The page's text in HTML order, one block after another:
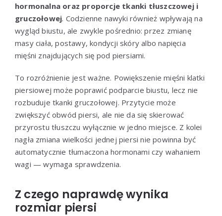
hormonalna oraz proporcje tkanki tłuszczowej i
gruczołowej. Codzienne nawyki również wpływają na
wygląd biustu, ale zwykle pośrednio: przez zmianę
masy ciała, postawy, kondycji skóry albo napięcia
mięśni znajdujących się pod piersiami.
To rozróżnienie jest ważne. Powiększenie mięśni klatki
piersiowej może poprawić podparcie biustu, lecz nie
rozbuduje tkanki gruczołowej. Przytycie może
zwiększyć obwód piersi, ale nie da się skierować
przyrostu tłuszczu wyłącznie w jedno miejsce. Z kolei
nagła zmiana wielkości jednej piersi nie powinna być
automatycznie tłumaczona hormonami czy wahaniem
wagi — wymaga sprawdzenia.
Z czego naprawdę wynika
rozmiar piersi